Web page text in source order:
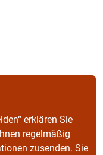
erklären Sie
regelmäßig
zusenden. Sie